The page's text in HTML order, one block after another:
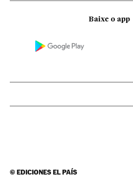
Baixe o app
©EDICIONES EL PAÍS